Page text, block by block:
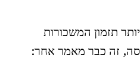
תזמון המשכורות
זה כבר מאמר אחר: